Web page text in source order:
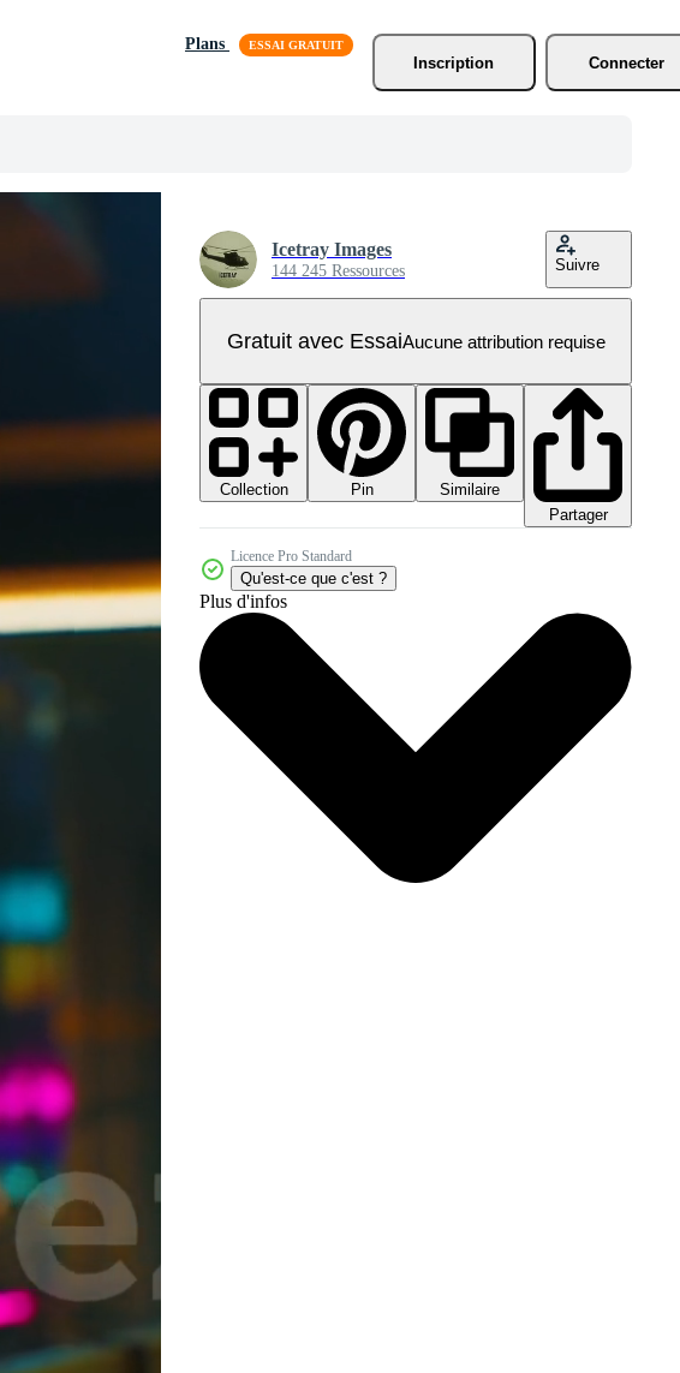
Plans
Inscription
Connecter
Icetray Images
144 245 Ressources Suivre
Gratuit avec EssaiAucune attribution requise
Collection Pin
Similaire
Partager
Licence Pro Standard
Qu'est-ce que c'est ?
Plus d'infos